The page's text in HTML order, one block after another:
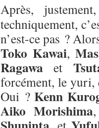
Après,
techniquement,
n’est-ce pas ?
Toko Kawai,
Ragawa et
forcément, le yuri,
Oui ?Kenn
Aiko Morishima